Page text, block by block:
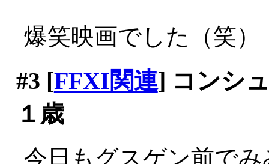
爆笑映画でした（笑）
#3 [FFXI関連] コンシ
１歳
今日もグスゲン前で